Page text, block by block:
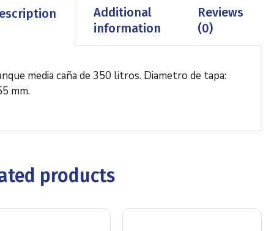
Additional
information
Reviews
(0)
media caña de 350 litros. Diametro de tapa:
mm.
products